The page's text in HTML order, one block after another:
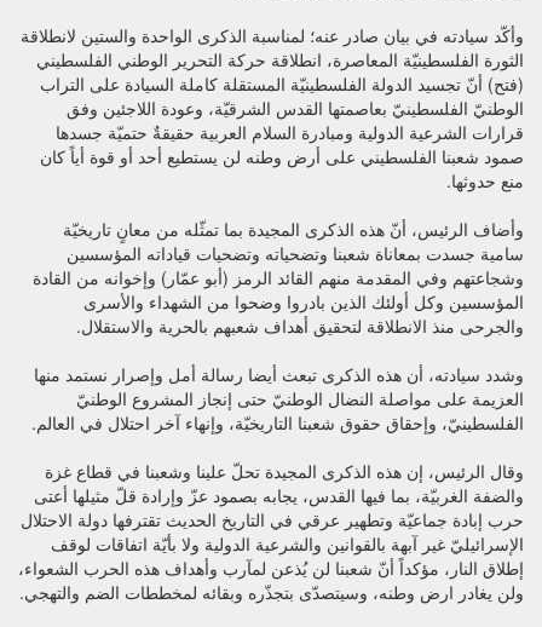
وأكّد سيادته في بيان صادر عنه؛ لمناسبة الذكرى الواحدة والستين لانطلاقة
الثورة الفلسطينيّة المعاصرة، انطلاقة حركة التحرير الوطني الفلسطيني
(فتح) أنّ تجسيد الدولة الفلسطينيّة المستقلة كاملة السيادة على التراب
الوطنيّ الفلسطينيّ بعاصمتها القدس الشرقيّة، وعودة اللاجئين وفق
قرارات الشرعية الدولية ومبادرة السلام العربية حقيقةٌ حتميّة جسدها
صمود شعبنا الفلسطيني على أرض وطنه لن يستطيع أحد أو قوة أياً كان
منع حدوثها.
وأضاف الرئيس، أنّ هذه الذكرى المجيدة بما تمثّله من معانٍ تاريخيّة
سامية جسدت بمعاناة شعبنا وتضحياته وتضحيات قياداته المؤسسين
وشجاعتهم وفي المقدمة منهم القائد الرمز (أبو عمّار) وإخوانه من القادة
المؤسسين وكل أولئك الذين بادروا وضحوا من الشهداء والأسرى
والجرحى منذ الانطلاقة لتحقيق أهداف شعبهم بالحرية والاستقلال.
وشدد سيادته، أن هذه الذكرى تبعث أيضا رسالة أمل وإصرار نستمد منها
العزيمة على مواصلة النضال الوطنيّ حتى إنجاز المشروع الوطنيّ
الفلسطينيّ، وإحقاق حقوق شعبنا التاريخيّة، وإنهاء آخر احتلال في العالم.
وقال الرئيس، إن هذه الذكرى المجيدة تحلّ علينا وشعبنا في قطاع غزة
والضفة الغربيّة، بما فيها القدس، يجابه بصمود عزّ وإرادة قلّ مثيلها أعتى
حرب إبادة جماعيّة وتطهير عرقي في التاريخ الحديث تقترفها دولة الاحتلال
الإسرائيليّ غير آبهة بالقوانين والشرعية الدولية ولا بأيّة اتفاقات لوقف
إطلاق النار، مؤكداً أنّ شعبنا لن يُذعن لمآرب وأهداف هذه الحرب الشعواء،
ولن يغادر ارض وطنه، وسيتصدّى بتجذّره وبقائه لمخططات الضم والتهجي.